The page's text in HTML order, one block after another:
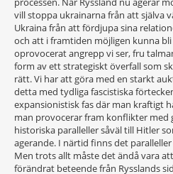
vill stoppa ukrainarna från att själva
Ukraina från att fördjupa sina
och att i framtiden möjligen kunna
oprovocerat angrepp vi ser, fru
form av ett strategiskt överfall som
rätt. Vi har att göra med en starkt
detta med tydliga fascistiska
expansionistisk fas där man kraftigt
man provocerar fram konflikter med
historiska paralleller såväl till Hitler
agerande. I närtid finns det
Men trots allt måste det ändå vara
förändrat beteende från Rysslands